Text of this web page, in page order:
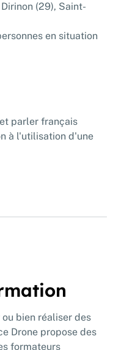
(29), Saint-
en situation
parler français
à l'utilisation d'une
bien réaliser des
Drone propose des
formateurs